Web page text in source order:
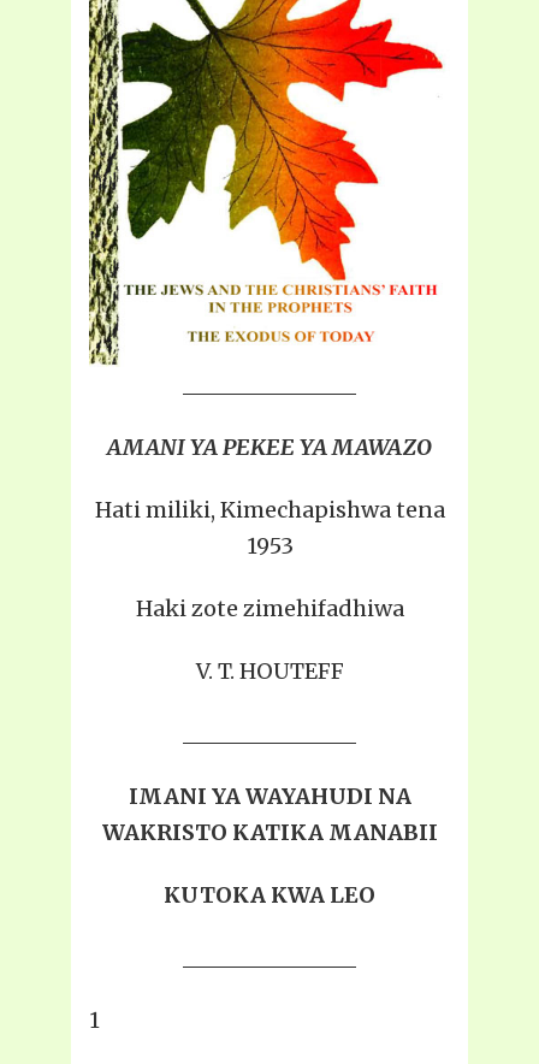
AMANI YA PEKEE YA MAWAZO
Hati miliki, Kimechapishwa tena
1953
Haki zote zimehifadhiwa
V. T. HOUTEFF
IMANI YA WAYAHUDI NA
WAKRISTO KATIKA MANABII
KUTOKA KWA LEO
1